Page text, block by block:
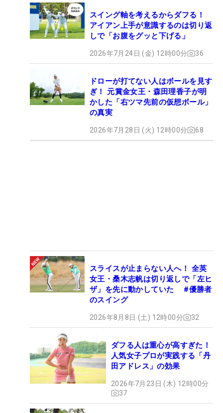
スイング軸を考えるからダフる！
アイアン上手が意識するのは切り返
しで「お腹をグッと下げる」
2026年7月24日 (金) 12時00分 36
ドローが打てない人はボールを見す
ぎ！ 元賞金女王・森田理香子が明
かした「右ツマ先前の仮想ボール」
の真実
2026年7月28日 (火) 12時00分 68
スライスが止まらない人へ！ 全英
女王・桑木志帆は切り返しで「左ヒ
ザ」を先に動かしていた #優勝者
のスイング
2026年8月8日 (土) 12時00分 32
ダフる人は重心が高すぎた！
人気女子プロが実践する「丹
田アドレス」の効果
2026年7月23日 (木) 12時00分
37